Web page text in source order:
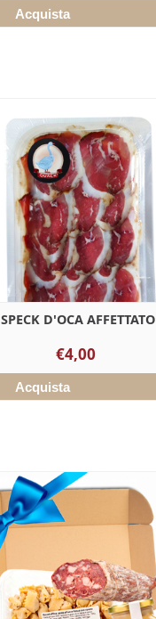
SPECK D'OCA AFFETTATO
€4,00